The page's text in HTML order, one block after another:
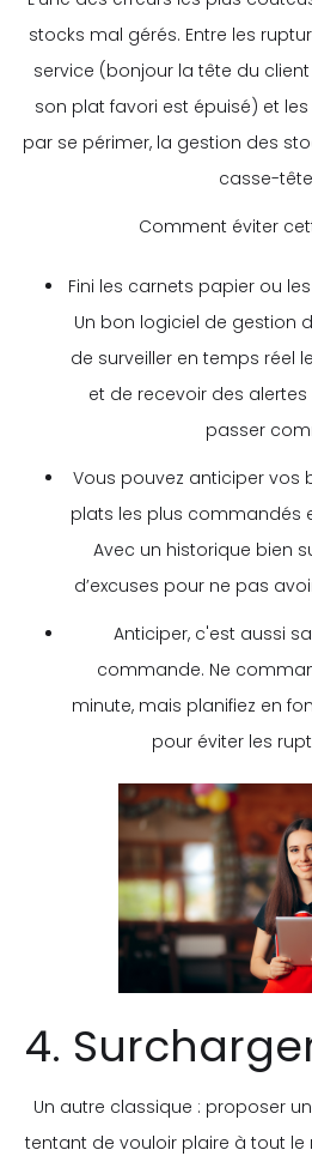
stocks mal gérés. Entre les
service (bonjour la tête du
son plat favori est épuisé) et
par se périmer, la gestion des
casse-
Comment éviter
Fini les carnets papier ou
Un bon logiciel de gestion
de surveiller en temps réel
et de recevoir des
passer
Vous pouvez anticiper vos
plats les plus commandés
Avec un historique bien
d’excuses pour ne pas
Anticiper, c'est aussi
commande. Ne
minute, mais planifiez en
pour éviter les
4.
Un autre classique : proposer
tentant de vouloir plaire à tout